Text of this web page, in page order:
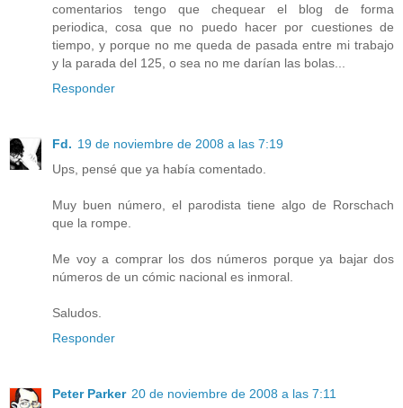
comentarios tengo que chequear el blog de forma
periodica, cosa que no puedo hacer por cuestiones de
tiempo, y porque no me queda de pasada entre mi trabajo
y la parada del 125, o sea no me darían las bolas...
Responder
Fd. 19 de noviembre de 2008 a las 7:19
Ups, pensé que ya había comentado.
Muy buen número, el parodista tiene algo de Rorschach
que la rompe.
Me voy a comprar los dos números porque ya bajar dos
números de un cómic nacional es inmoral.
Saludos.
Responder
Peter Parker 20 de noviembre de 2008 a las 7:11